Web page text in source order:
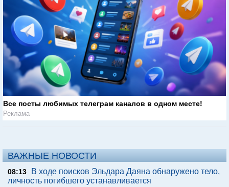
Все посты любимых телеграм каналов в одном месте!
Реклама
ВАЖНЫЕ НОВОСТИ
08:13
В ходе поисков Эльдара Даяна обнаружено тело,
личность погибшего устанавливается